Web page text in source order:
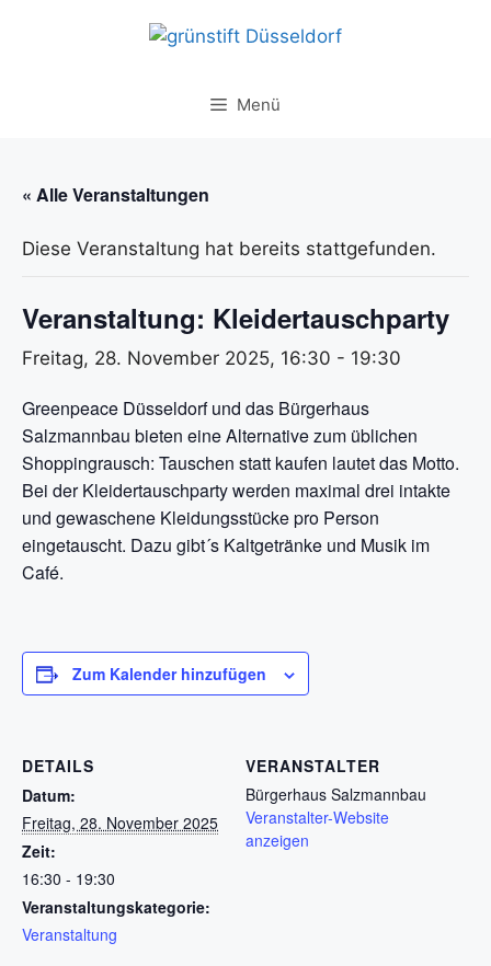
Menü
« Alle Veranstaltungen
Diese Veranstaltung hat bereits stattgefunden.
Veranstaltung: Kleidertauschparty
Freitag, 28. November 2025, 16:30 - 19:30
Greenpeace Düsseldorf und das Bürgerhaus
Salzmannbau bieten eine Alternative zum üblichen
Shoppingrausch: Tauschen statt kaufen lautet das Motto.
Bei der Kleidertauschparty werden maximal drei intakte
und gewaschene Kleidungsstücke pro Person
eingetauscht. Dazu gibt´s Kaltgetränke und Musik im
Café.
Zum Kalender hinzufügen
DETAILS
Datum:
Freitag, 28. November 2025
Zeit:
16:30 - 19:30
Veranstaltungskategorie:
Veranstaltung
VERANSTALTER
Bürgerhaus Salzmannbau
Veranstalter-Website
anzeigen